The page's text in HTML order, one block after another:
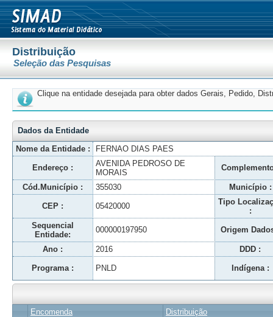
Distribuição
Seleção das Pesquisas
Clique na entidade desejada para obter dados Gerais, Pedido,
Dados da Entidade
Nome da Entidade :
FERNAO DIAS PAES
Endereço :
AVENIDA PEDROSO DE
MORAIS
Cód.Município : 355030 Município :
CEP : 05420000
Tipo
:
Sequencial
Entidade:
000000197950 Origem
Ano : 2016 DDD :
Programa : PNLD Indígena :
Encomenda Distribuição